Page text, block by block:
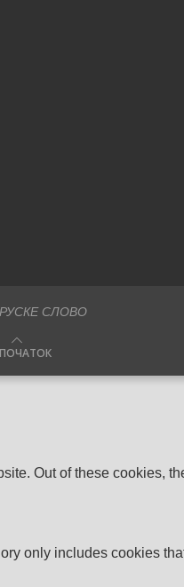
РУСКЕ СЛОВО
Out of these cookies,
only includes cookies